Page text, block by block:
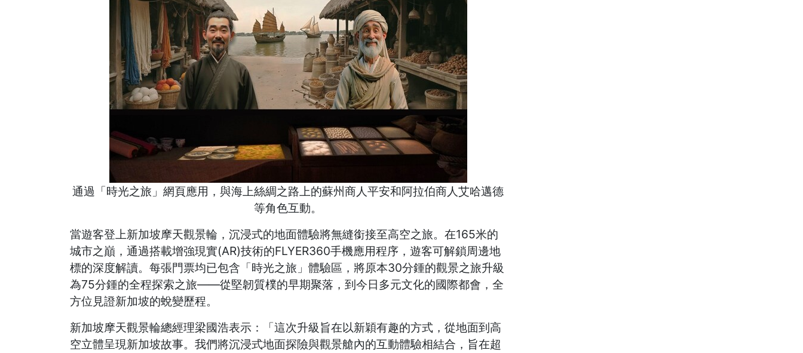
通過「時光之旅」網頁應用，與海上絲綢之路上的蘇州商人平安和阿拉伯商人艾哈邁德
等角色互動。
當遊客登上新加坡摩天觀景輪，沉浸式的地面體驗將無縫銜接至高空之旅。在165米的
城市之巔，通過搭載增強現實(AR)技術的FLYER360手機應用程序，遊客可解鎖周邊地
標的深度解讀。每張門票均已包含「時光之旅」體驗區，將原本30分鍾的觀景之旅升級
為75分鍾的全程探索之旅——從堅韌質樸的早期聚落，到今日多元文化的國際都會，全
方位見證新加坡的蛻變歷程。
新加坡摩天觀景輪總經理梁國浩表示：「這次升級旨在以新穎有趣的方式，從地面到高
空立體呈現新加坡故事。我們將沉浸式地面探險與觀景艙內的互動體驗相結合，旨在超